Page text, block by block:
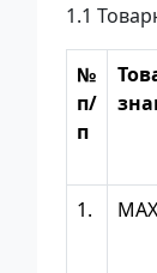
1.1
№
п/
п
1.